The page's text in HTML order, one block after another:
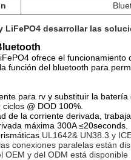
LiFePO4 desarrollar las
ofrece el
función del bluetooth para
para rv y substituir la
@ DOD 100%.
de la corriente derivada,
máxima 300A ≤20seconds.
UL1642& UN38.3 y
conexiones paralelas están
OEM y del ODM está disponible